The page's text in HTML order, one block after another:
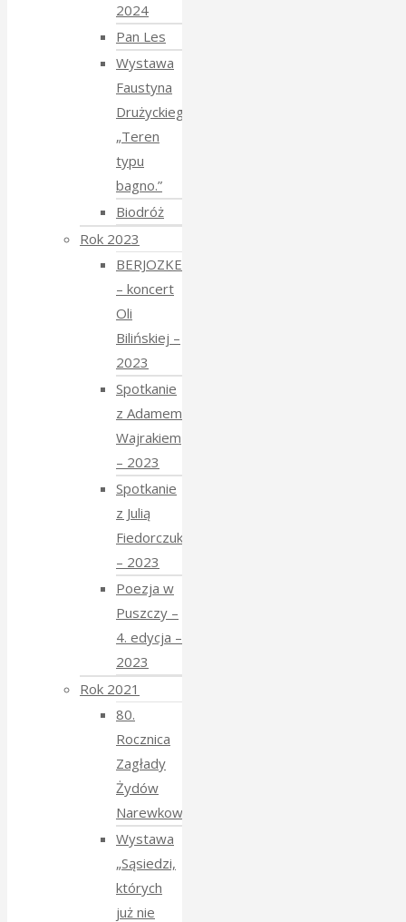
2024
Pan Les
Wystawa
Faustyna
Drużyckiego
„Teren
typu
bagno.”
Biodróż
Rok 2023
BERJOZKELE
– koncert
Oli
Bilińskiej –
2023
Spotkanie
z Adamem
Wajrakiem
– 2023
Spotkanie
z Julią
Fiedorczuk
– 2023
Poezja w
Puszczy –
4. edycja –
2023
Rok 2021
80.
Rocznica
Zagłady
Żydów
Narewkowskich
Wystawa
„Sąsiedzi,
których
już nie